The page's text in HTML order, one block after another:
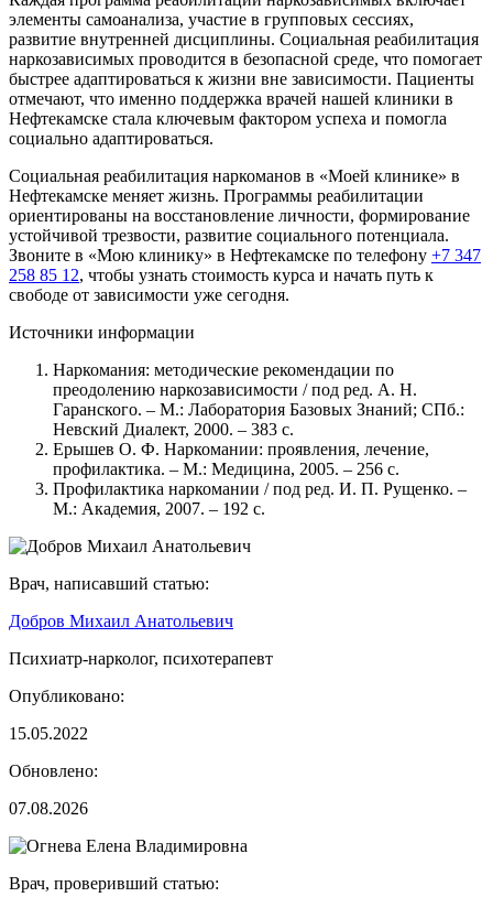
элементы самоанализа, участие в групповых сессиях,
развитие внутренней дисциплины. Социальная реабилитация
наркозависимых проводится в безопасной среде, что помогает
быстрее адаптироваться к жизни вне зависимости. Пациенты
отмечают, что именно поддержка врачей нашей клиники в
Нефтекамске стала ключевым фактором успеха и помогла
социально адаптироваться.
Социальная реабилитация наркоманов в «Моей клинике» в
Нефтекамске меняет жизнь. Программы реабилитации
ориентированы на восстановление личности, формирование
устойчивой трезвости, развитие социального потенциала.
Звоните в «Мою клинику» в Нефтекамске по телефону +7 347
258 85 12, чтобы узнать стоимость курса и начать путь к
свободе от зависимости уже сегодня.
Источники информации
Наркомания: методические рекомендации по
преодолению наркозависимости / под ред. А. Н.
Гаранского. – М.: Лаборатория Базовых Знаний; СПб.:
Невский Диалект, 2000. – 383 с.
Ерышев О. Ф. Наркомании: проявления, лечение,
профилактика. – М.: Медицина, 2005. – 256 с.
Профилактика наркомании / под ред. И. П. Рущенко. –
М.: Академия, 2007. – 192 с.
Врач, написавший статью:
Добров Михаил Анатольевич
Психиатр-нарколог, психотерапевт
Опубликовано:
15.05.2022
Обновлено:
07.08.2026
Врач, проверивший статью: